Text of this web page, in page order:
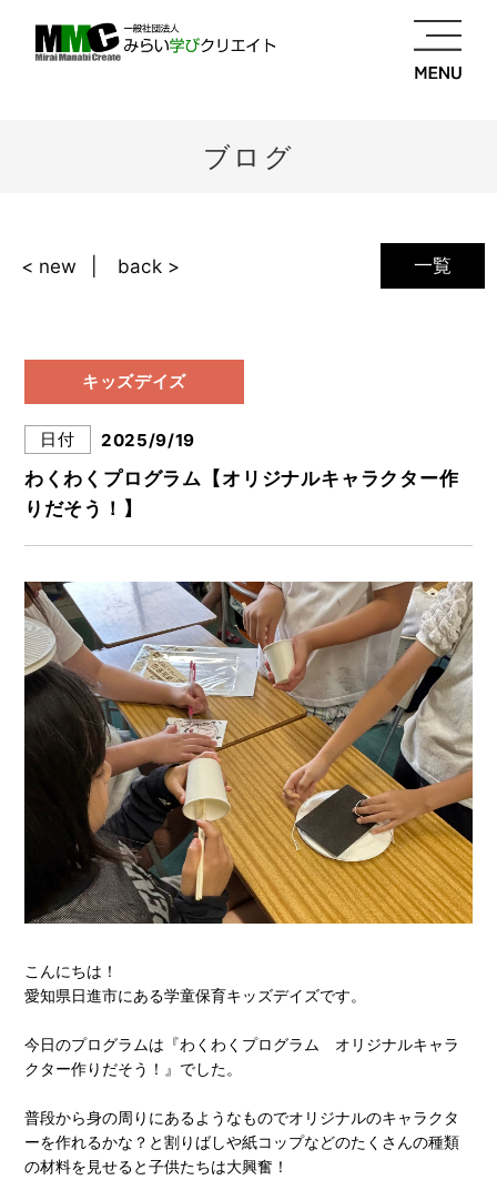
ブログ
一覧
< new back >
キッズデイズ
日付 2025/9/19
わくわくプログラム【オリジナルキャラクター作
りだそう！】
こんにちは！
愛知県日進市にある学童保育キッズデイズです。
今日のプログラムは『わくわくプログラム オリジナルキャラ
クター作りだそう！』でした。
普段から身の周りにあるようなものでオリジナルのキャラクタ
ーを作れるかな？と割りばしや紙コップなどのたくさんの種類
の材料を見せると子供たちは大興奮！